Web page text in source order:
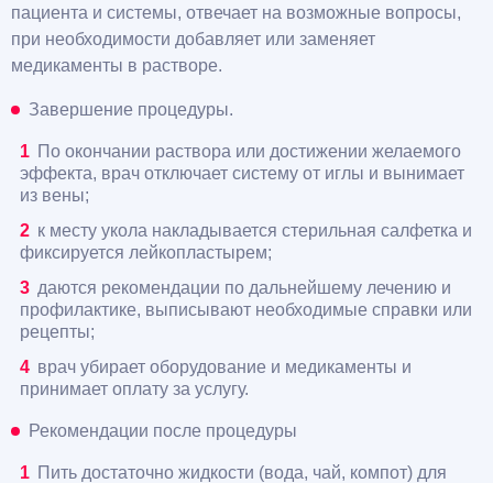
пациента и системы, отвечает на возможные вопросы,
при необходимости добавляет или заменяет
медикаменты в растворе.
Завершение процедуры.
По окончании раствора или достижении желаемого
эффекта, врач отключает систему от иглы и вынимает
из вены;
к месту укола накладывается стерильная салфетка и
фиксируется лейкопластырем;
даются рекомендации по дальнейшему лечению и
профилактике, выписывают необходимые справки или
рецепты;
врач убирает оборудование и медикаменты и
принимает оплату за услугу.
Рекомендации после процедуры
Пить достаточно жидкости (вода, чай, компот) для